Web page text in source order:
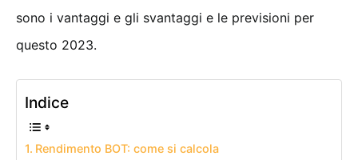
sono i vantaggi e gli svantaggi e le previsioni per
questo 2023.
Indice
Rendimento BOT: come si calcola